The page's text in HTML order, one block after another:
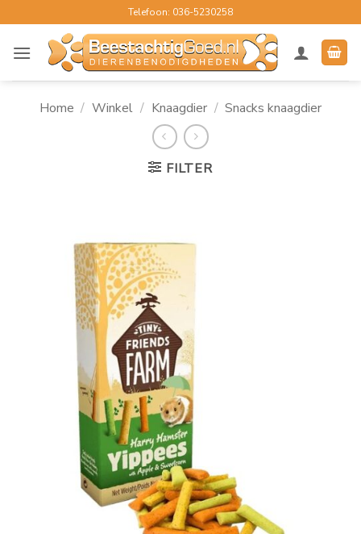
naar
inhoud
Telefoon: 036-5230258
Home / Winkel / Knaagdier / Snacks knaagdier
FILTER